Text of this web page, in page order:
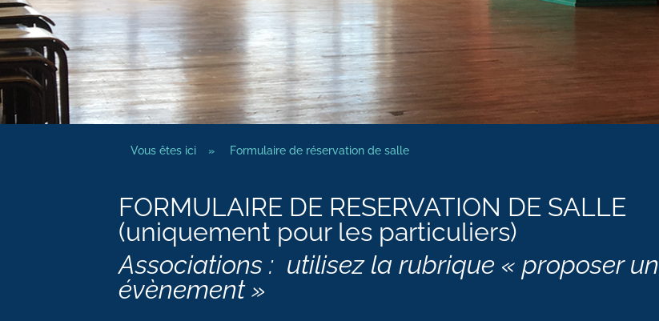
Vous êtes ici » Formulaire de réservation de salle
FORMULAIRE DE RESERVATION DE SALLE
(uniquement pour les particuliers)
Associations : utilisez la rubrique « proposer un
évènement »